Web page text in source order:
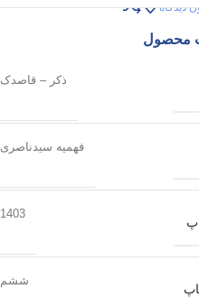
دیدگاه
محصول
ذکر – قاصدک
فهمیه سیدناصری
1403
ششم